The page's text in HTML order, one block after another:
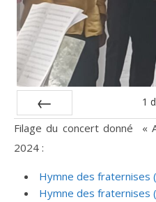
Préc
1
Filage du concert donné «
2024 :
Hymne des fraternises
Hymne des fraternises